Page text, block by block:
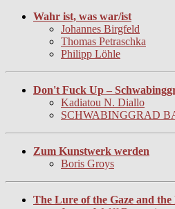
Wahr ist, was war/ist
Johannes Birgfeld
Thomas Petraschka
Philipp Löhle
Don't Fuck Up –
Kadiatou N. Diallo
SCHWABINGGRAD
Zum Kunstwerk werden
Boris Groys
The Lure of the Gaze and the